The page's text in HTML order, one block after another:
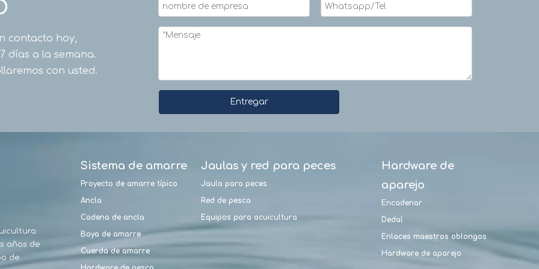
contacto hoy,
días a la semana.
con usted.
Entregar
años de
de
Sistema de amarre
Proyecto de amarre típico
Ancla
Cadena de ancla
Boya de amarre
Cuerda de amarre
Jaulas y red para peces
Jaula para peces
Red de pesca
Equipos para acuicultura
Hardware de
aparejo
Encadenar
Dedal
Enlaces maestros oblongos
Hardware de aparejo